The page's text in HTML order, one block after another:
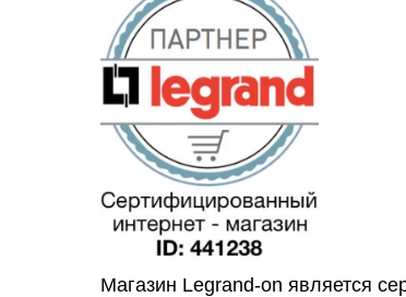
Магазин Legrand-on является